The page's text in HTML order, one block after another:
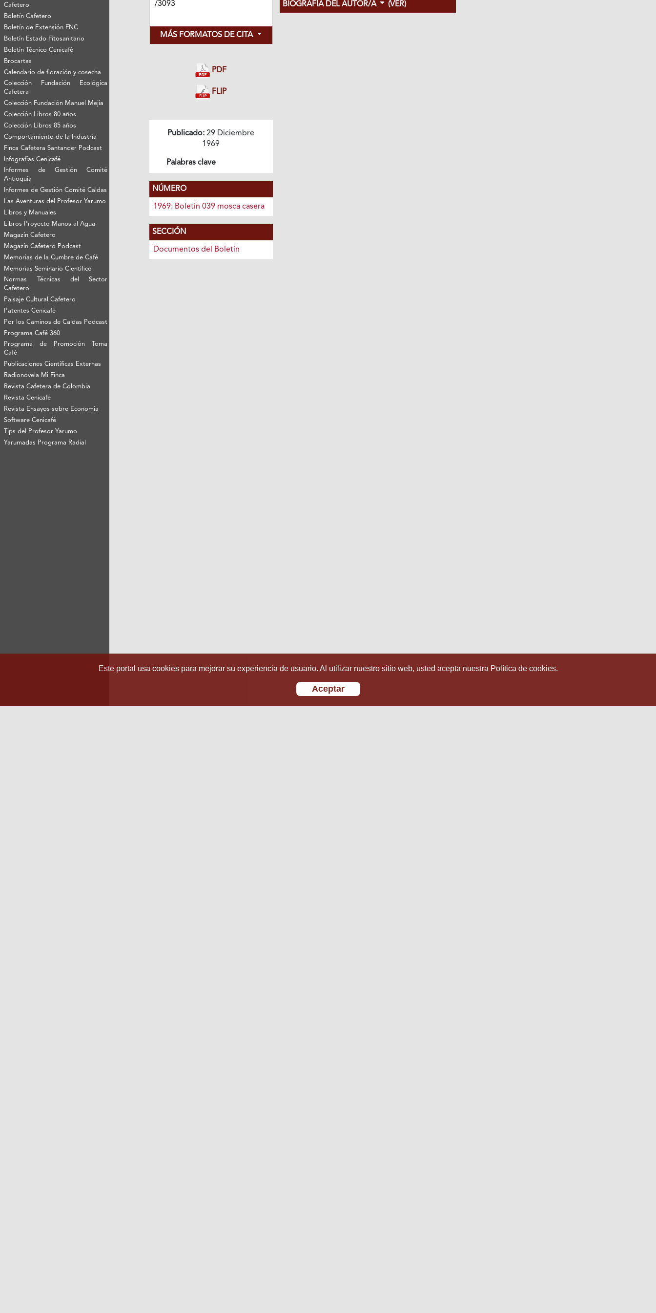
Cafetero
Boletín Cafetero
Boletín de Extensión FNC
Boletín Estado Fitosanitario
Boletín Técnico Cenicafé
Brocartas
Calendario de floración y cosecha
Colección Fundación Ecológica
Cafetera
Colección Fundación Manuel Mejía
Colección Libros 80 años
Colección Libros 85 años
Comportamiento de la Industria
Finca Cafetera Santander Podcast
Infografías Cenicafé
Informes de Gestión Comité
Antioquía
Informes de Gestión Comité Caldas
Las Aventuras del Profesor Yarumo
Libros y Manuales
Libros Proyecto Manos al Agua
Magazín Cafetero
Magazín Cafetero Podcast
Memorias de la Cumbre de Café
Memorias Seminario Científico
Normas Técnicas del Sector
Cafetero
Paisaje Cultural Cafetero
Patentes Cenicafé
Por los Caminos de Caldas Podcast
Programa Café 360
Programa de Promoción Toma
Café
Publicaciones Científicas Externas
Radionovela Mi Finca
Revista Cafetera de Colombia
Revista Cenicafé
Revista Ensayos sobre Economía
Software Cenicafé
Tips del Profesor Yarumo
Yarumadas Programa Radial
/3093
MÁS FORMATOS DE CITA
PDF
FLIP
Publicado: 29 Diciembre
1969
Palabras clave
NÚMERO
1969: Boletín 039 mosca casera
SECCIÓN
Documentos del Boletín
BIOGRAFÍA DEL AUTOR/A (VER)
Este portal usa cookies para mejorar su experiencia de usuario. Al utilizar nuestro sitio web, usted acepta nuestra Política de cookies.
Aceptar